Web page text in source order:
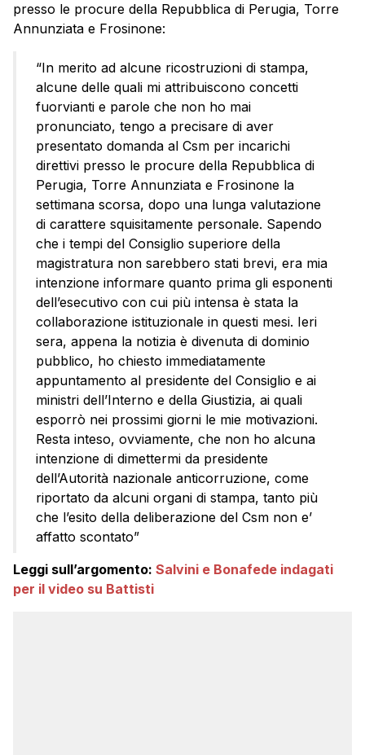
presso le procure della Repubblica di Perugia, Torre
Annunziata e Frosinone:
“In merito ad alcune ricostruzioni di stampa,
alcune delle quali mi attribuiscono concetti
fuorvianti e parole che non ho mai
pronunciato, tengo a precisare di aver
presentato domanda al Csm per incarichi
direttivi presso le procure della Repubblica di
Perugia, Torre Annunziata e Frosinone la
settimana scorsa, dopo una lunga valutazione
di carattere squisitamente personale. Sapendo
che i tempi del Consiglio superiore della
magistratura non sarebbero stati brevi, era mia
intenzione informare quanto prima gli esponenti
dell’esecutivo con cui più intensa è stata la
collaborazione istituzionale in questi mesi. Ieri
sera, appena la notizia è divenuta di dominio
pubblico, ho chiesto immediatamente
appuntamento al presidente del Consiglio e ai
ministri dell’Interno e della Giustizia, ai quali
esporrò nei prossimi giorni le mie motivazioni.
Resta inteso, ovviamente, che non ho alcuna
intenzione di dimettermi da presidente
dell’Autorità nazionale anticorruzione, come
riportato da alcuni organi di stampa, tanto più
che l’esito della deliberazione del Csm non e’
affatto scontato”
Leggi sull’argomento: Salvini e Bonafede indagati
per il video su Battisti